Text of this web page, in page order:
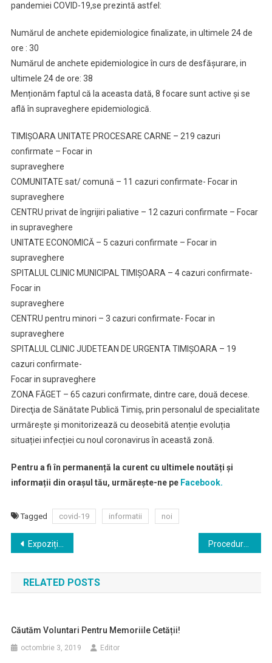
pandemiei COVID-19,se prezintă astfel:
Numărul de anchete epidemiologice finalizate, in ultimele 24 de
ore : 30
Numărul de anchete epidemiologice în curs de desfășurare, in
ultimele 24 de ore: 38
Menționăm faptul că la aceasta dată, 8 focare sunt active și se
află în supraveghere epidemiologică.
TIMIȘOARA UNITATE PROCESARE CARNE – 219 cazuri
confirmate – Focar in
supraveghere
COMUNITATE sat/ comună – 11 cazuri confirmate- Focar in
supraveghere
CENTRU privat de îngrijiri paliative – 12 cazuri confirmate – Focar
in supraveghere
UNITATE ECONOMICĂ – 5 cazuri confirmate – Focar in
supraveghere
SPITALUL CLINIC MUNICIPAL TIMIȘOARA – 4 cazuri confirmate-
Focar in
supraveghere
CENTRU pentru minori – 3 cazuri confirmate- Focar in
supraveghere
SPITALUL CLINIC JUDETEAN DE URGENTA TIMIȘOARA – 19
cazuri confirmate-
Focar in supraveghere
ZONA FĂGET – 65 cazuri confirmate, dintre care, două decese.
Direcţia de Sănătate Publică Timiș, prin personalul de specialitate
urmărește și monitorizează cu deosebită atenție evoluția
situației infecției cu noul coronavirus în această zonă.
Pentru a fi în permanență la curent cu ultimele noutăți și
informații din orașul tău, urmărește-ne peFacebook.
Tagged covid-19 informatii noi
Navigare
în
articole
Expoziția de new media art One Night Gallery, pe 15 august la Timișoara
RELATED POSTS
Căutăm Voluntari Pentru Memoriile Cetății!
octombrie 3, 2019 Editor